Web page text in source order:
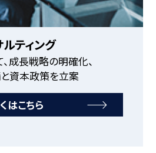
ティング
成長戦略の明確化、
資本政策を立案
はこちら